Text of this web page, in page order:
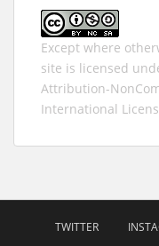
Except where
site is licensed
Attribution-
International
TWITTER